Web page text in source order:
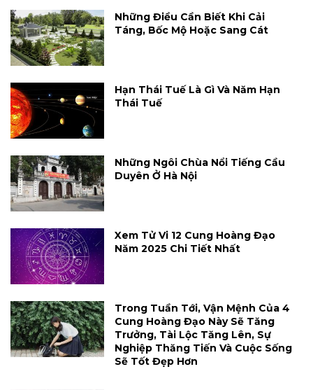
Những Điều Cần Biết Khi Cải
Táng, Bốc Mộ Hoặc Sang Cát
Hạn Thái Tuế Là Gì Và Năm Hạn
Thái Tuế
Những Ngôi Chùa Nổi Tiếng Cầu
Duyên Ở Hà Nội
Xem Tử Vi 12 Cung Hoàng Đạo
Năm 2025 Chi Tiết Nhất
Trong Tuần Tới, Vận Mệnh Của 4
Cung Hoàng Đạo Này Sẽ Tăng
Trưởng, Tài Lộc Tăng Lên, Sự
Nghiệp Thăng Tiến Và Cuộc Sống
Sẽ Tốt Đẹp Hơn